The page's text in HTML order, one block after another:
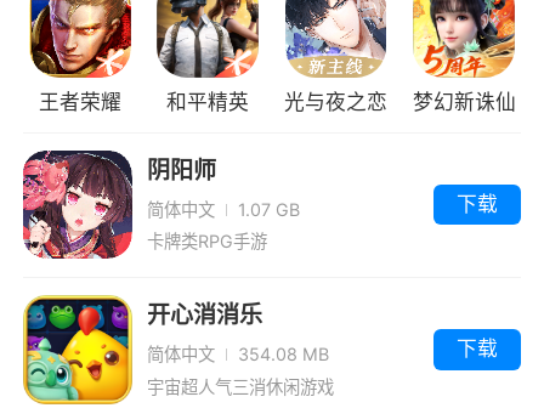
家用生命作为代价进行探索。此外，还有无伤过
关和时间挑战，需要玩家进行一定程度的背板才
能享受其中。
游戏评价
该游戏中有非常丰富的动作设计，关卡中还
有大量的隐藏元素以及成就挑战，不过游戏的玩
进行挑战，游戏支持速通，也支持各种高难度挑
战，你能成功恢复世界的和平吗?
王者荣耀 和平精英 光与夜之恋 梦幻新诛仙
阴阳师
简体中文
1.07 GB
卡牌类RPG手游
下载
开心消消乐
简体中文
354.08 MB
宇宙超人气三消休闲游戏
下载